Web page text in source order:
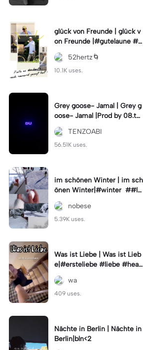
glück von Freunde | glück v
on Freunde |#gutelaune #l
eben #freundschaft
52hertz🌀
10.1K uses.
Grey goose- Jamal | Grey g
oose- Jamal |Prod by 08.te
nzo
TENZOABI
56.51K uses.
im schönen Winter | im sch
önen Winter|#winter ##le
ben #essen
nobese
5.39K uses.
Was ist Liebe | Was ist Lieb
e|#ersteliebe #liebe #hear
tbreak #hochzeit
wa
409 uses.
Nächte in Berlin | Nächte in
Berlin|bln<2